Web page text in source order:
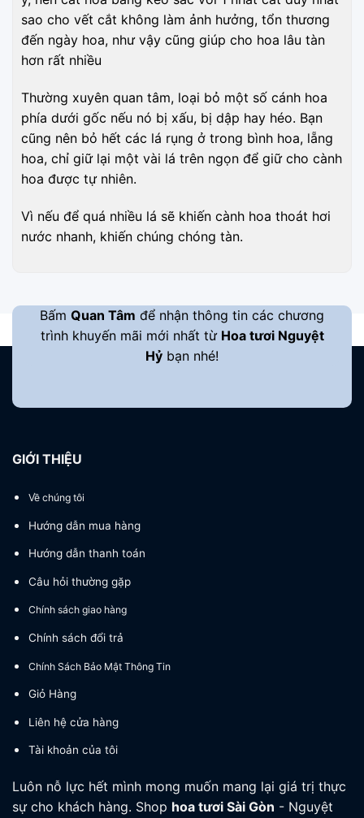
sao cho vết cắt không làm ảnh hưởng, tổn thương
đến ngày hoa, như vậy cũng giúp cho hoa lâu tàn
hơn rất nhiều
Thường xuyên quan tâm, loại bỏ một số cánh hoa
phía dưới gốc nếu nó bị xấu, bị dập hay héo. Bạn
cũng nên bỏ hết các lá rụng ở trong bình hoa, lẵng
hoa, chỉ giữ lại một vài lá trên ngọn để giữ cho cành
hoa được tự nhiên.
Vì nếu để quá nhiều lá sẽ khiến cành hoa thoát hơi
nước nhanh, khiến chúng chóng tàn.
Bấm Quan Tâm để nhận thông tin các chương
trình khuyến mãi mới nhất từ Hoa tươi Nguyệt
Hỷ bạn nhé!
GIỚI THIỆU
Về chúng tôi
Hướng dẫn mua hàng
Hướng dẫn thanh toán
Câu hỏi thường gặp
Chính sách giao hàng
Chính sách đổi trả
Chính Sách Bảo Mật Thông Tin
Giỏ Hàng
Liên hệ cửa hàng
Tài khoản của tôi
Luôn nỗ lực hết mình mong muốn mang lại giá trị thực
sự cho khách hàng. Shop hoa tươi Sài Gòn - Nguyệt